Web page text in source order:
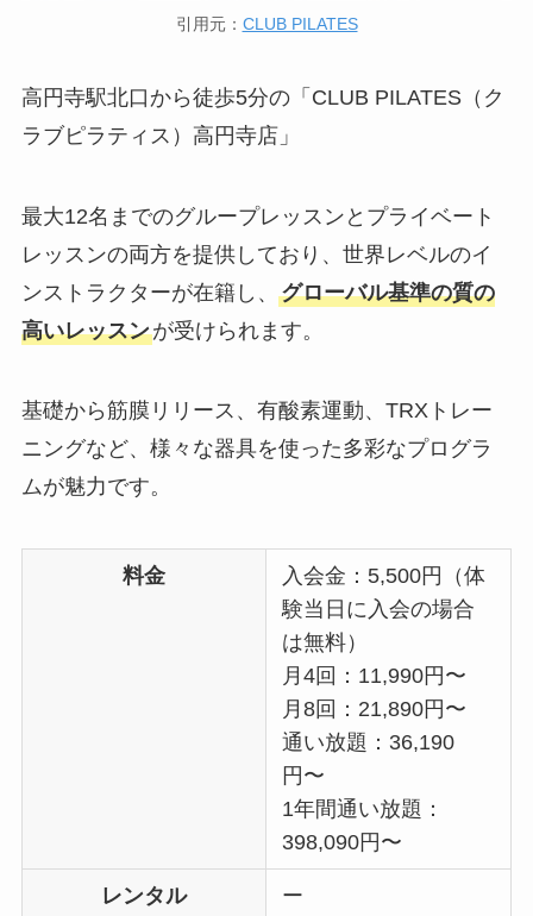
引用元： CLUB PILATES
高円寺駅北口から徒歩5分の「CLUB PILATES（ク
ラブピラティス）高円寺店」
最大12名までのグループレッスンとプライベート
レッスンの両方を提供しており、世界レベルのイ
ンストラクターが在籍し、 グローバル基準の質の
高いレッスンが受けられます。
基礎から筋膜リリース、有酸素運動、TRXトレー
ニングなど、様々な器具を使った多彩なプログラ
ムが魅力です。
料金
入会金：5,500円（体
験当日に入会の場合
は無料）
月4回：11,990円〜
月8回：21,890円〜
通い放題：36,190
円〜
1年間通い放題：
398,090円〜
レンタル ー